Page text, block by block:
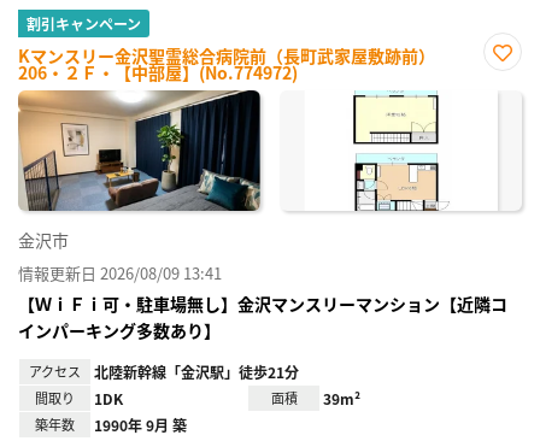
割引キャンペーン
Kマンスリー金沢聖霊総合病院前（長町武家屋敷跡前）
206・２Ｆ・【中部屋】(No.774972)
に入
金沢市
情報更新日 2026/08/09 13:41
【ＷｉＦｉ可・駐車場無し】金沢マンスリーマンション【近隣コ
インパーキング多数あり】
アクセス 北陸新幹線「金沢駅」徒歩21分
間取り 1DK 面積 39m²
築年数 1990年 9月 築